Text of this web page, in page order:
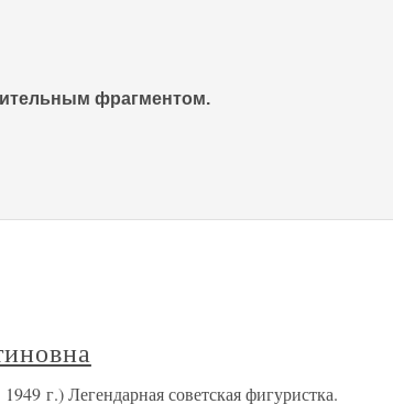
фрагментом.
г.) Легендарная советская фигуристка.